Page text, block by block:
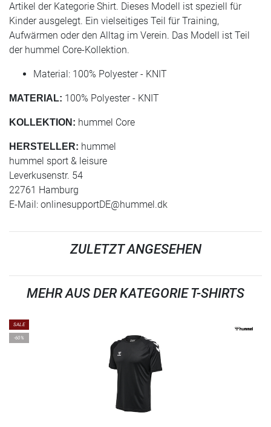
Artikel der Kategorie Shirt. Dieses Modell ist speziell für
Kinder ausgelegt. Ein vielseitiges Teil für Training,
Aufwärmen oder den Alltag im Verein. Das Modell ist Teil
der hummel Core-Kollektion.
Material: 100% Polyester - KNIT
MATERIAL: 100% Polyester - KNIT
KOLLEKTION: hummel Core
HERSTELLER: hummel
hummel sport & leisure
Leverkusenstr. 54
22761 Hamburg
E-Mail: onlinesupportDE@hummel.dk
ZULETZT ANGESEHEN
MEHR AUS DER KATEGORIE T-SHIRTS
SALE
-60%